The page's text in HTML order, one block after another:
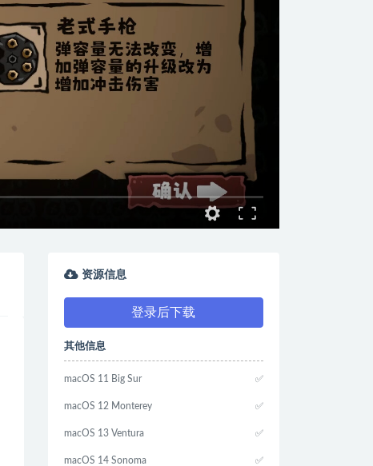
资源信息
登录后下载
其他信息
macOS 11 Big Sur ✅
macOS 12 Monterey ✅
macOS 13 Ventura ✅
macOS 14 Sonoma ✅